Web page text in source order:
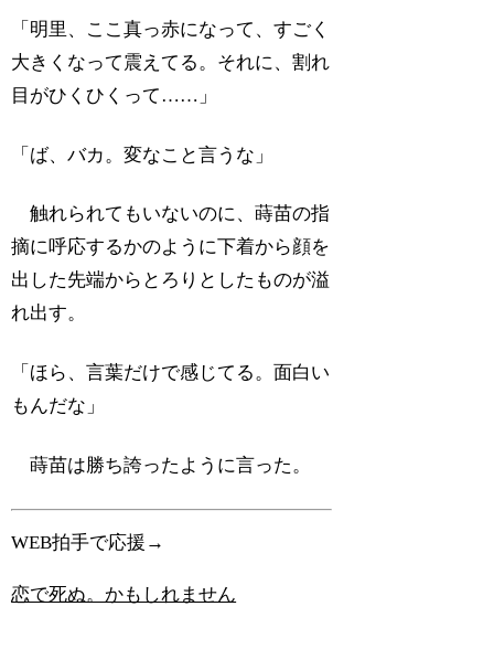
「明里、ここ真っ赤になって、すごく
大きくなって震えてる。それに、割れ
目がひくひくって……」
「ば、バカ。変なこと言うな」
触れられてもいないのに、蒔苗の指
摘に呼応するかのように下着から顔を
出した先端からとろりとしたものが溢
れ出す。
「ほら、言葉だけで感じてる。面白い
もんだな」
蒔苗は勝ち誇ったように言った。
WEB拍手で応援→
恋で死ぬ。かもしれません